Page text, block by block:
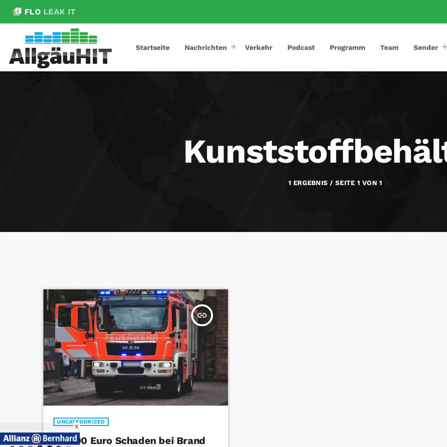
library_music FLO LEAK IT
Startseite Nachrichten Verkehr Podcast Programm Team Sender
1 ERGEBNIS / SEITE 1 VON 1
insert_link
UNCATEGORIZED
20.000 Euro Schaden bei Brand
X